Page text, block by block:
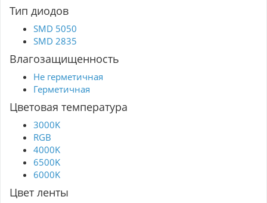
Тип диодов
SMD 5050
SMD 2835
Влагозащищенность
Не герметичная
Герметичная
Цветовая температура
3000K
RGB
4000K
6500K
6000K
Цвет ленты